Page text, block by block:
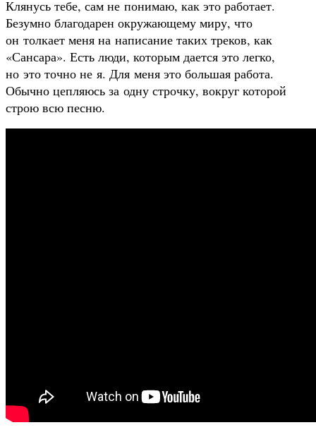
Клянусь тебе, сам не понимаю, как это работает.
Безумно благодарен окружающему миру, что
он толкает меня на написание таких треков, как
«Сансара». Есть люди, которым дается это легко,
но это точно не я. Для меня это большая работа.
Обычно цепляюсь за одну строчку, вокруг которой
строю всю песню.